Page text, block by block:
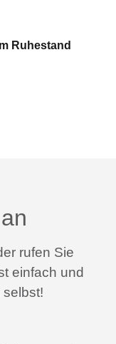
Ruhestand
rufen Sie
einfach und